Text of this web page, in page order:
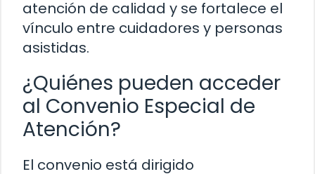
atención de calidad y se fortalece el
vínculo entre cuidadores y personas
asistidas.
¿Quiénes pueden acceder
al Convenio Especial de
Atención?
El convenio está dirigido